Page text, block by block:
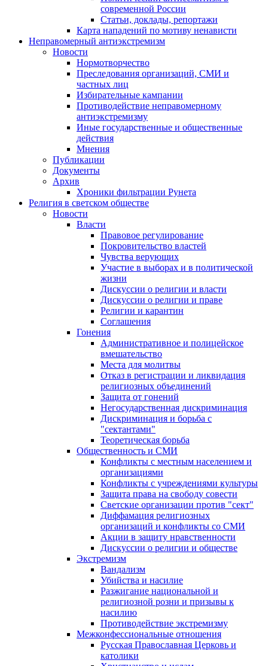
современной России
Статьи, доклады, репортажи
Карта нападений по мотиву ненависти
Неправомерный антиэкстремизм
Новости
Нормотворчество
Преследования организаций, СМИ и
частных лиц
Избирательные кампании
Противодействие неправомерному
антиэкстремизму
Иные государственные и общественные
действия
Мнения
Публикации
Документы
Архив
Хроники фильтрации Рунета
Религия в светском обществе
Новости
Власти
Правовое регулирование
Покровительство властей
Чувства верующих
Участие в выборах и в политической
жизни
Дискуссии о религии и власти
Дискуссии о религии и праве
Религии и карантин
Соглашения
Гонения
Административное и полицейское
вмешательство
Места для молитвы
Отказ в регистрации и ликвидация
религиозных объединений
Защита от гонений
Негосударственная дискриминация
Дискриминация и борьба с
"сектантами"
Теоретическая борьба
Общественность и СМИ
Конфликты с местным населением и
организациями
Конфликты с учреждениями культуры
Защита права на свободу совести
Светские организации против "сект"
Диффамация религиозных
организаций и конфликты со СМИ
Акции в защиту нравственности
Дискуссии о религии и обществе
Экстремизм
Вандализм
Убийства и насилие
Разжигание национальной и
религиозной розни и призывы к
насилию
Противодействие экстремизму
Межконфессиональные отношения
Русская Православная Церковь и
католики